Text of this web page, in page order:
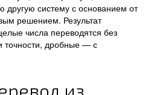
систему с основанием от
решением. Результат
числа переводятся без
точности, дробные — с
из